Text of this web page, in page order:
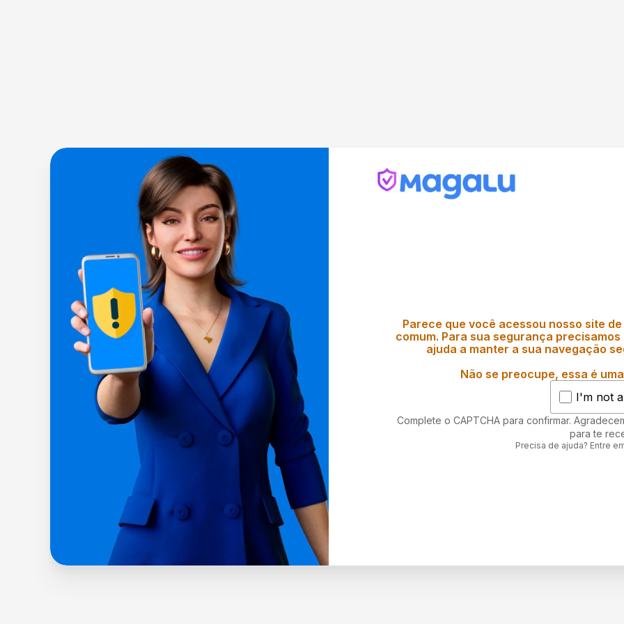
Parece que você acessou nosso site
comum. Para sua segurança
ajuda a manter a sua navegação
Não se preocupe, essa é
I'm not
Complete o CAPTCHA para confirmar.
para te
Precisa de ajuda? Entre